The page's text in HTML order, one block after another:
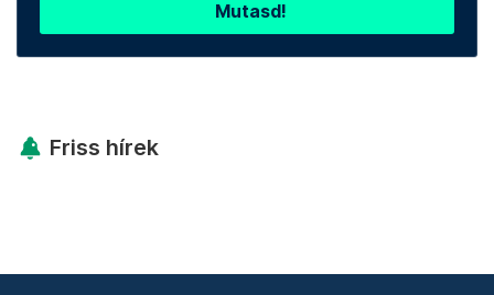
Mutasd!
Friss hírek